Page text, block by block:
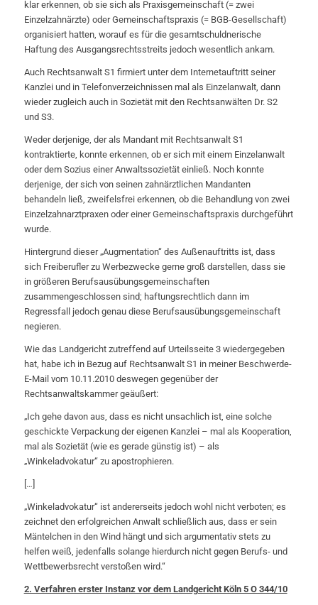
klar erkennen, ob sie sich als Praxisgemeinschaft (= zwei
Einzelzahnärzte) oder Gemeinschaftspraxis (= BGB-Gesellschaft)
organisiert hatten, worauf es für die gesamtschuldnerische
Haftung des Ausgangsrechtsstreits jedoch wesentlich ankam.
Auch Rechtsanwalt S1 firmiert unter dem Internetauftritt seiner
Kanzlei und in Telefonverzeichnissen mal als Einzelanwalt, dann
wieder zugleich auch in Sozietät mit den Rechtsanwälten Dr. S2
und S3.
Weder derjenige, der als Mandant mit Rechtsanwalt S1
kontraktierte, konnte erkennen, ob er sich mit einem Einzelanwalt
oder dem Sozius einer Anwaltssozietät einließ. Noch konnte
derjenige, der sich von seinen zahnärztlichen Mandanten
behandeln ließ, zweifelsfrei erkennen, ob die Behandlung von zwei
Einzelzahnarztpraxen oder einer Gemeinschaftspraxis durchgeführt
wurde.
Hintergrund dieser „Augmentation“ des Außenauftritts ist, dass
sich Freiberufler zu Werbezwecke gerne groß darstellen, dass sie
in größeren Berufsausübungsgemeinschaften
zusammengeschlossen sind; haftungsrechtlich dann im
Regressfall jedoch genau diese Berufsausübungsgemeinschaft
negieren.
Wie das Landgericht zutreffend auf Urteilsseite 3 wiedergegeben
hat, habe ich in Bezug auf Rechtsanwalt S1 in meiner Beschwerde-
E-Mail vom 10.11.2010 deswegen gegenüber der
Rechtsanwaltskammer geäußert:
„Ich gehe davon aus, dass es nicht unsachlich ist, eine solche
geschickte Verpackung der eigenen Kanzlei – mal als Kooperation,
mal als Sozietät (wie es gerade günstig ist) – als
„Winkeladvokatur“ zu apostrophieren.
[…]
„Winkeladvokatur“ ist andererseits jedoch wohl nicht verboten; es
zeichnet den erfolgreichen Anwalt schließlich aus, dass er sein
Mäntelchen in den Wind hängt und sich argumentativ stets zu
helfen weiß, jedenfalls solange hierdurch nicht gegen Berufs- und
Wettbewerbsrecht verstoßen wird.“
2. Verfahren erster Instanz vor dem Landgericht Köln 5 O 344/10